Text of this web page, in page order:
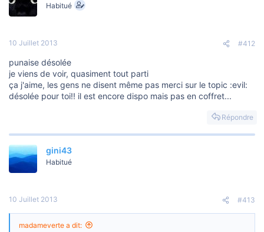
Habitué
10 Juillet 2013 #412
punaise désolée
je viens de voir, quasiment tout parti
ça j'aime, les gens ne disent même pas merci sur le topic :evil:
désolée pour toi!! il est encore dispo mais pas en coffret...
Répondre
gini43
Habitué
10 Juillet 2013 #413
madameverte a dit: